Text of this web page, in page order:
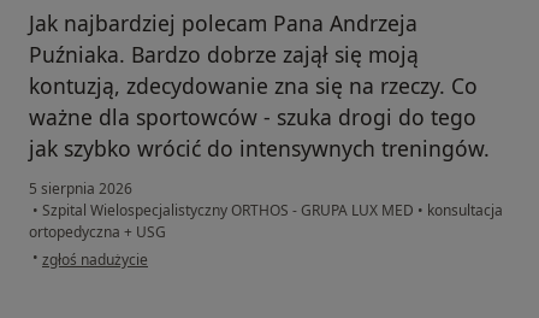
Jak najbardziej polecam Pana Andrzeja
Puźniaka. Bardzo dobrze zajął się moją
kontuzją, zdecydowanie zna się na rzeczy. Co
ważne dla sportowców - szuka drogi do tego
jak szybko wrócić do intensywnych treningów.
5 sierpnia 2026
• Szpital Wielospecjalistyczny ORTHOS - GRUPA LUX MED • konsultacja
ortopedyczna + USG
• w opinii użytkownika M.W
zgłoś nadużycie